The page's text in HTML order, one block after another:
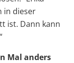
in dieser
ist. Dann kann
Mal anders